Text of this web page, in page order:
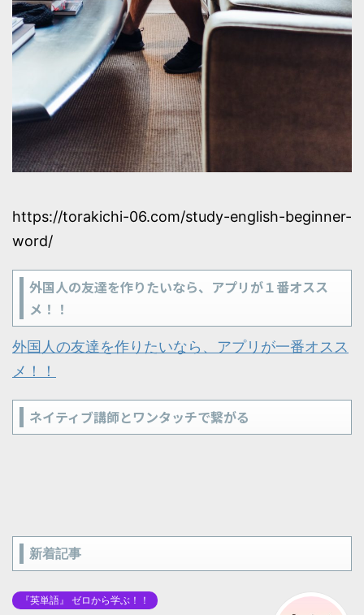
https://torakichi-06.com/study-english-beginner-
word/
外国人の友達を作りたいなら、アプリが１番オスス
メ！！
外国人の友達を作りたいなら、アプリが一番オスス
メ！！
ネイティブ講師とワンタッチで繋がる
新着記事
『英単語』 ゼロから学ぶ！！